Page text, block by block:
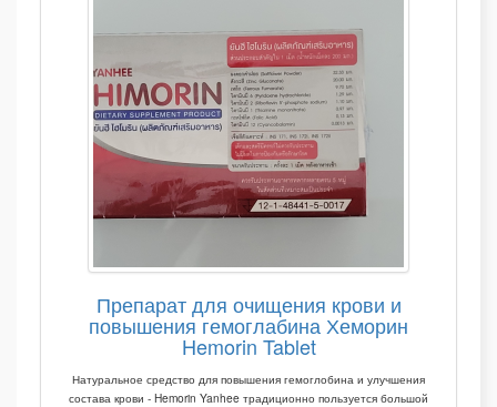
Препарат для очищения крови и
повышения гемоглабина Хеморин
Hemorin Tablet
Натуральное средство для повышения гемоглобина и улучшения
состава крови - Hemorin Yanhee традиционно пользуется большой